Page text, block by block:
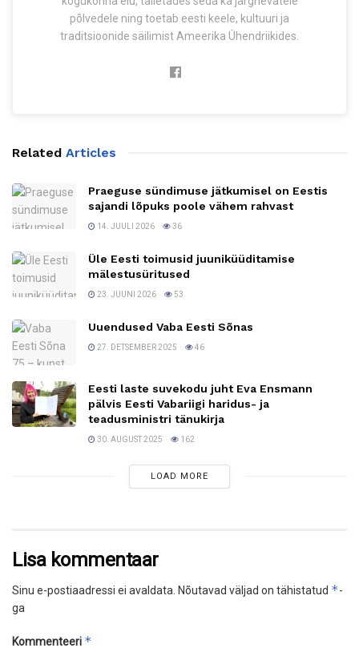
põlvedele ning toetab eesti keele, kultuuri ja
traditsioonide säilimist Ameerika Ühendriikides.
Related Articles
Praeguse sündimuse jätkumisel on Eestis
sajandi lõpuks poole vähem rahvast
14. JUULI 2026 36
Üle Eesti toimusid juuniküüditamise
mälestusüritused
23. JUUNI 2026 53
Uuendused Vaba Eesti Sõnas
27. DETSEMBER 2025 46
Eesti laste suvekodu juht Eva Ensmann
pälvis Eesti Vabariigi haridus- ja
teadusministri tänukirja
30. AUGUST 2025 162
LOAD MORE
Lisa kommentaar
Sinu e-postiaadressi ei avaldata. Nõutavad väljad on tähistatud *-
ga
Kommenteeri *